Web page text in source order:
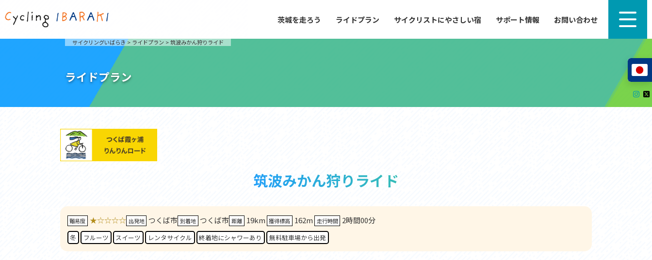
茨城を走ろう ライドプラン サイクリストにやさしい宿 サポート情報 お問い合わせ
自然が豊かで東京からも近い茨城県は、サイクリン
グに人気です。茨城県でのサイクリングの楽しみ方
サイクリングに茨城が人気の理由
3大サイクリングエリア
おすすめスタートポイント
おすすめグルメ
コース紹介
アクセス
おすすめスタートポイント
おすすめスポット
おすすめグルメ
袋田の滝、八溝山、竜神大吊橋など、里山の風景が
広がる。起伏や勾配を感じる走りごたえのあるルー
コース紹介
アクセス
おすすめスタートポイント
おすすめスポット
おすすめグルメ
リゾートエリアの大洗町・ひたちなか市を中心に、
美しく変化に富んだ海岸線などを走り抜ける爽快な
コース紹介
アクセス
おすすめグルメ
リンク集
サイクリングいばらき> ライドプラン >筑波みかん狩りライド
ライドプラン
筑波みかん狩りライド
難易度 ★☆☆☆☆ 出発地 つくば市 到着地 つくば市 距離 19km 獲得標高 162m 走行時間 2時間00分
冬 フルーツ スイーツ レンタサイクル 終着地にシャワーあり 無料駐車場から出発